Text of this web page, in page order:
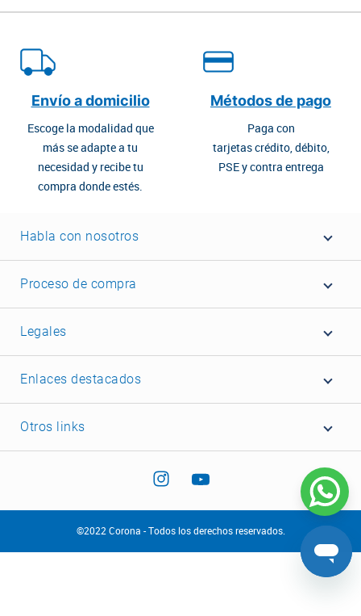
Envío a domicilio
Escoge la modalidad que
más se adapte a tu
necesidad y recibe tu
compra donde estés.
Métodos de pago
Paga con
tarjetas crédito, débito,
PSE y contra entrega
Habla con nosotros
Proceso de compra
Legales
Enlaces destacados
Otros links
©2022 Corona - Todos los derechos reservados.